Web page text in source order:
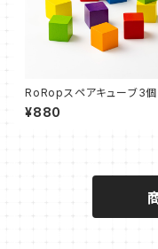
RoRopスペアキューブ3個
Rop巾着袋
¥880